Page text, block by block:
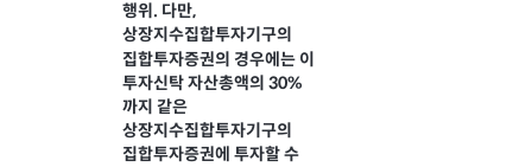
행위. 다만,
상장지수집합투자기구의
집합투자증권의 경우에는 이
투자신탁 자산총액의 30%
까지 같은
상장지수집합투자기구의
집합투자증권에 투자할 수